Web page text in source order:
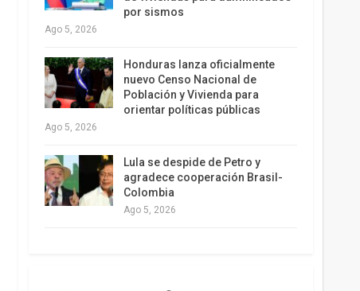
por sismos
Ago 5, 2026
Honduras lanza oficialmente
nuevo Censo Nacional de
Población y Vivienda para
orientar políticas públicas
Ago 5, 2026
Lula se despide de Petro y
agradece cooperación Brasil-
Colombia
Ago 5, 2026